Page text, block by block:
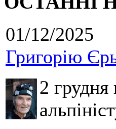
01/12/2025
Григорію
2